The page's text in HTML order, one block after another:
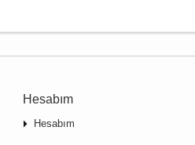
Hesabım
Hesabım